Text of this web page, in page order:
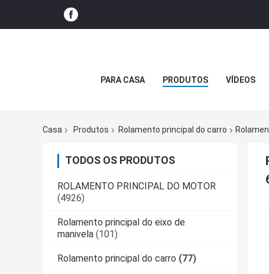
PARA CASA PRODUTOS VÍDEOS
Casa Produtos Rolamento principal do carro
TODOS OS PRODUTOS
ROLAMENTO PRINCIPAL DO MOTOR
(4926)
Rolamento principal do eixo de
manivela (101)
Rolamento principal do carro (77)